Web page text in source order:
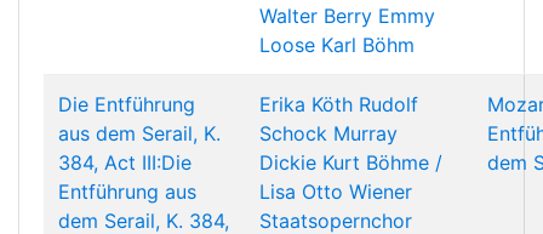
Walter Berry Emmy
Loose Karl Böhm
Die Entführung
aus dem Serail, K.
384, Act III:Die
Entführung aus
dem Serail, K. 384,
Erika Köth Rudolf
Schock Murray
Dickie Kurt Böhme /
Lisa Otto Wiener
Staatsopernchor
dem